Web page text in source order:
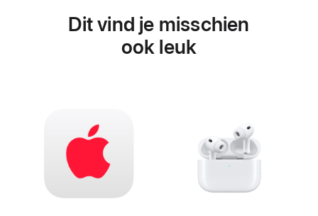
Dit vind je misschien
ook leuk